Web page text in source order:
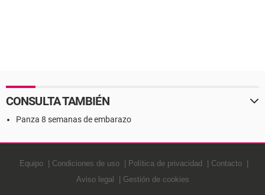
CONSULTA TAMBIÉN
Panza 8 semanas de embarazo
Equipo Condiciones de uso Política de privacidad
Contacto
Aviso legal
Gestión de cookies